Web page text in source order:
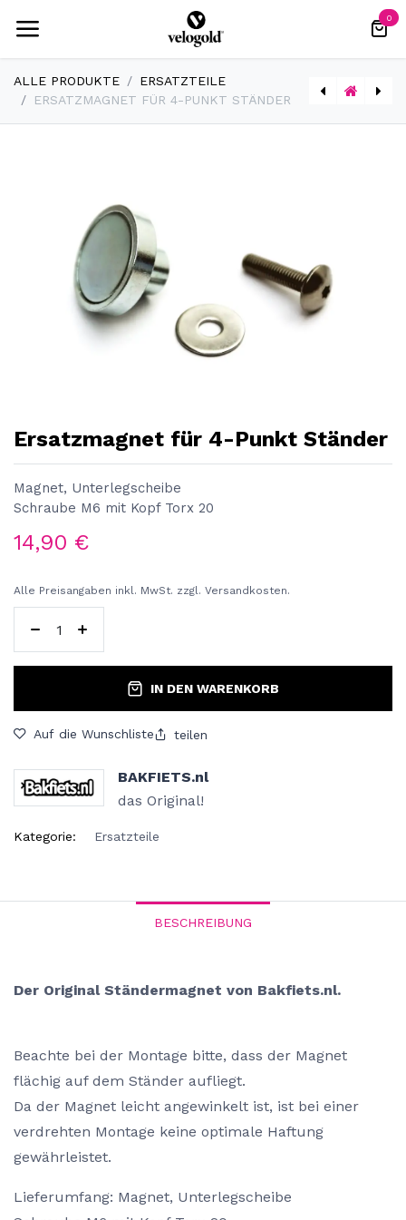
0
ALLE PRODUKTE
ERSATZTEILE
ERSATZMAGNET FÜR 4-PUNKT STÄNDER
Ersatzmagnet für 4-Punkt Ständer
Magnet, Unterlegscheibe
Schraube M6 mit Kopf Torx 20
14,90 €
Alle Preisangaben inkl. MwSt. zzgl. Versandkosten.
IN DEN WARENKORB
Auf die Wunschliste teilen
BAKFIETS.nl
das Original!
Kategorie: Ersatzteile
BESCHREIBUNG
Der Original Ständermagnet von Bakfiets.nl.
Beachte bei der Montage bitte, dass der Magnet
flächig auf dem Ständer aufliegt.
Da der Magnet leicht angewinkelt ist, ist bei einer
verdrehten Montage keine optimale Haftung
gewährleistet.
Lieferumfang: Magnet, Unterlegscheibe